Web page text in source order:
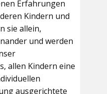
Erfahrungen
Kindern und
sie allein,
und werden
allen Kindern eine
ausgerichtete